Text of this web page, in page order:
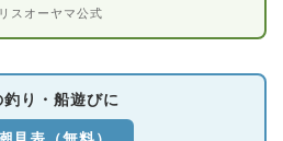
スオーヤマ公式
釣り・船遊びに